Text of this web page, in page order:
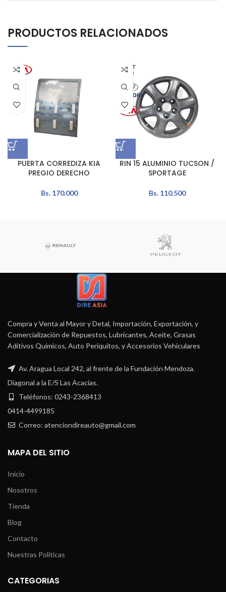
PRODUCTOS RELACIONADOS
PUERTA CORREDIZA KIA
PREGIO DERECHO
Bs.170.000
AGOT
ADO
RIN 15 ALUMINIO TUCSON /
SPORTAGE
Bs.110.500
Compra y Venta al Mayor y Detal, Importación, Exportación, y
Comercialización de Repuestos, Lubricantes, Aceite, Grasas
Aditivos Químicos, Auto Periquitos, y Accesorios Vehiculares
Av. Aragua Local 242, al frente de la Fundación Mendoza.
Diagonal a la E/S Las Acacias.
Teléfonos: 0243-2368413
0414-4499185
Correo: atenciondireauto@gmail.com
MAPA DEL SITIO
Inicio
Nosotros
Tienda
Blog
Contacto
Nuestras Políticas
CATEGORIAS